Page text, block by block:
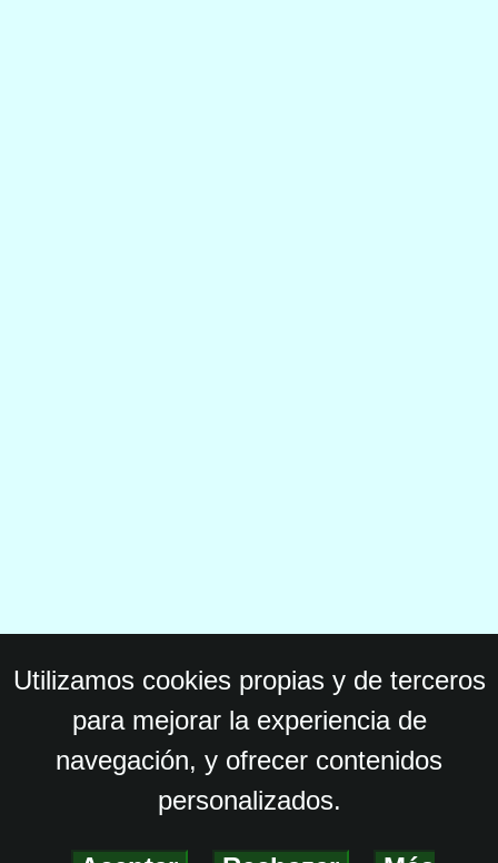
Utilizamos cookies propias y de terceros
para mejorar la experiencia de
navegación, y ofrecer contenidos
personalizados.